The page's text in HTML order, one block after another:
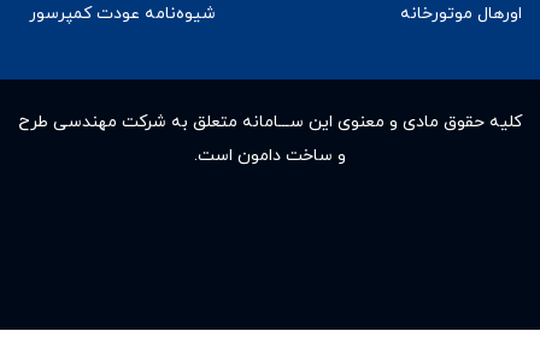
اورهال موتورخانه
شیوه‌نامه عودت کمپرسور
کلیه حقوق مادى و معنوى این ســـامانه متعلق به شرکت مهندسی طرح
و ساخت دامون است.